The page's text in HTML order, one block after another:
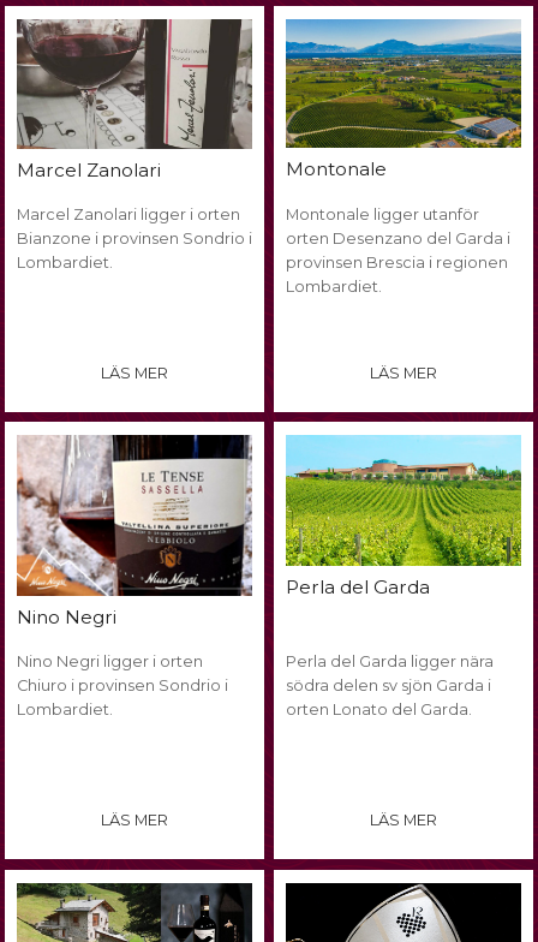
Marcel Zanolari
Marcel Zanolari ligger i orten
Bianzone i provinsen Sondrio i
Lombardiet.
LÄS MER
Montonale
Montonale ligger utanför
orten Desenzano del Garda i
provinsen Brescia i regionen
Lombardiet.
LÄS MER
Nino Negri
Nino Negri ligger i orten
Chiuro i provinsen Sondrio i
Lombardiet.
LÄS MER
Perla del Garda
Perla del Garda ligger nära
södra delen sv sjön Garda i
orten Lonato del Garda.
LÄS MER